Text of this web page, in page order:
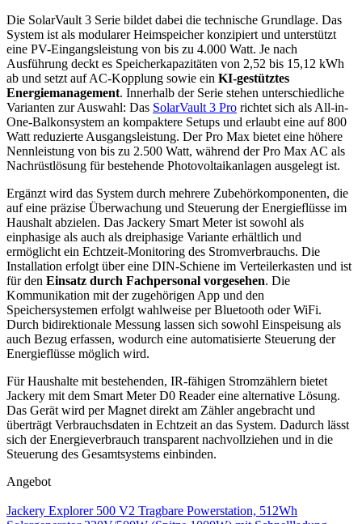
Die SolarVault 3 Serie bildet dabei die technische Grundlage. Das
System ist als modularer Heimspeicher konzipiert und unterstützt
eine PV-Eingangsleistung von bis zu 4.000 Watt. Je nach
Ausführung deckt es Speicherkapazitäten von 2,52 bis 15,12 kWh
ab und setzt auf AC-Kopplung sowie ein KI-gestütztes
Energiemanagement. Innerhalb der Serie stehen unterschiedliche
Varianten zur Auswahl: Das SolarVault 3 Pro richtet sich als All-in-
One-Balkonsystem an kompaktere Setups und erlaubt eine auf 800
Watt reduzierte Ausgangsleistung. Der Pro Max bietet eine höhere
Nennleistung von bis zu 2.500 Watt, während der Pro Max AC als
Nachrüstlösung für bestehende Photovoltaikanlagen ausgelegt ist.
Ergänzt wird das System durch mehrere Zubehörkomponenten, die
auf eine präzise Überwachung und Steuerung der Energieflüsse im
Haushalt abzielen. Das Jackery Smart Meter ist sowohl als
einphasige als auch als dreiphasige Variante erhältlich und
ermöglicht ein Echtzeit-Monitoring des Stromverbrauchs. Die
Installation erfolgt über eine DIN-Schiene im Verteilerkasten und ist
für den Einsatz durch Fachpersonal vorgesehen. Die
Kommunikation mit der zugehörigen App und den
Speichersystemen erfolgt wahlweise per Bluetooth oder WiFi.
Durch bidirektionale Messung lassen sich sowohl Einspeisung als
auch Bezug erfassen, wodurch eine automatisierte Steuerung der
Energieflüsse möglich wird.
Für Haushalte mit bestehenden, IR-fähigen Stromzählern bietet
Jackery mit dem Smart Meter D0 Reader eine alternative Lösung.
Das Gerät wird per Magnet direkt am Zähler angebracht und
überträgt Verbrauchsdaten in Echtzeit an das System. Dadurch lässt
sich der Energieverbrauch transparent nachvollziehen und in die
Steuerung des Gesamtsystems einbinden.
Angebot
Jackery Explorer 500 V2 Tragbare Powerstation, 512Wh